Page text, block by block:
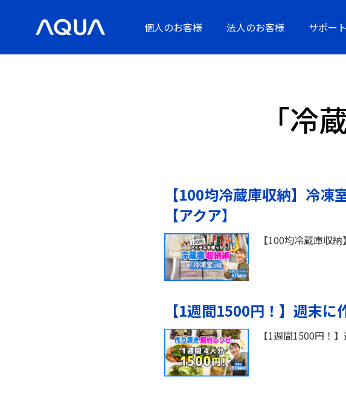
個人のお客様 法人のお客様 サポー
「冷
【100均冷蔵庫収納】冷
【アクア】
【100均冷蔵庫収
【1週間1500円！】週末に
【1週間1500円！